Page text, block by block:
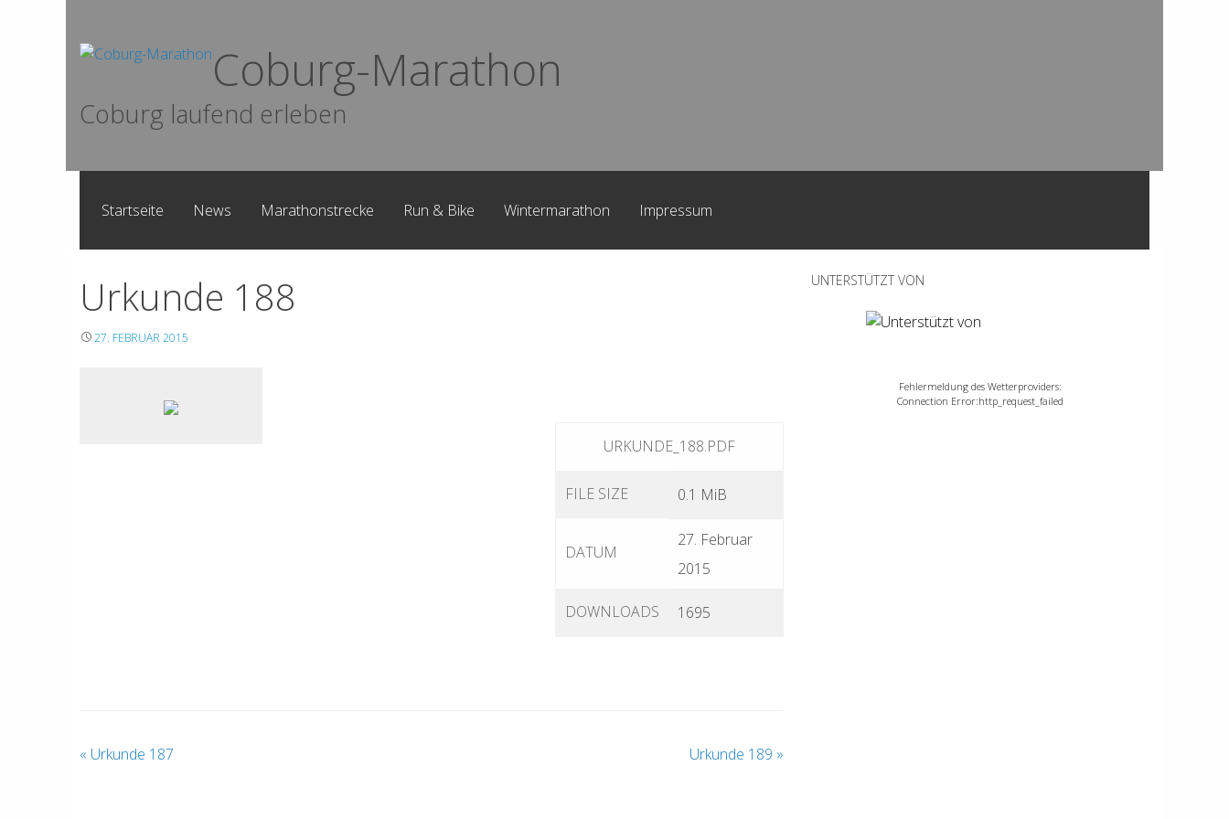
Coburg-Marathon
Coburg laufend erleben
Startseite News Marathonstrecke Run & Bike Wintermarathon Impressum
Urkunde 188
27. FEBRUAR 2015
URKUNDE_188.PDF
FILE SIZE 0.1 MiB
DATUM
27. Februar
2015
DOWNLOADS 1695
« Urkunde 187 Urkunde 189 »
UNTERSTÜTZT VON
Fehlermeldung des Wetterproviders:
Connection Error:http_request_failed